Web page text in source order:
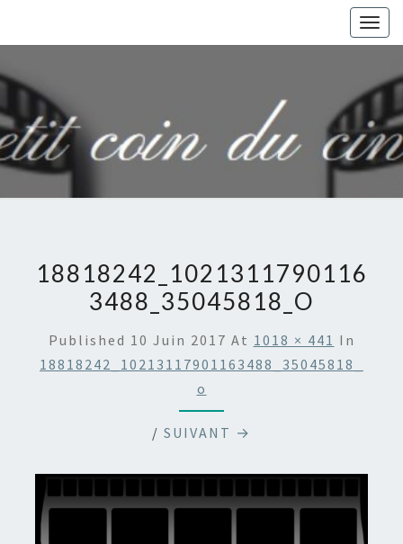
18818242_1021311790116
3488_35045818_O
Published 10 Juin 2017 At 1018 × 441 In
18818242_10213117901163488_35045818_
O
/ SUIVANT →